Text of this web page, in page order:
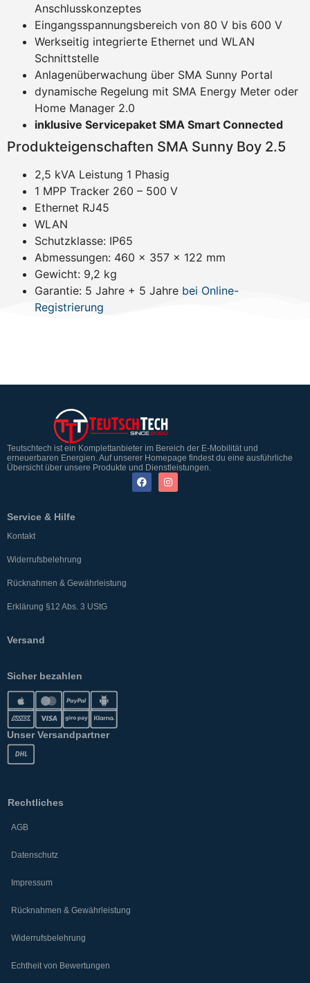
Anschlusskonzeptes
Eingangsspannungsbereich von 80 V bis 600 V
Werkseitig integrierte Ethernet und WLAN
Schnittstelle
Anlagenüberwachung über SMA Sunny Portal
dynamische Regelung mit SMA Energy Meter oder
Home Manager 2.0
inklusive Servicepaket SMA Smart Connected
Produkteigenschaften SMA Sunny Boy 2.5
2,5 kVA Leistung 1 Phasig
1 MPP Tracker 260 – 500 V
Ethernet RJ45
WLAN
Schutzklasse: IP65
Abmessungen: 460 x 357 x 122 mm
Gewicht: 9,2 kg
Garantie: 5 Jahre + 5 Jahre bei Online-
Registrierung
Teutschtech ist ein Komplettanbieter im Bereich der E-Mobilität und
erneuerbaren Energien. Auf unserer Homepage findest du eine ausführliche
Übersicht über unsere Produkte und Dienstleistungen.
Service & Hilfe
Kontakt
Widerrufsbelehrung
Rücknahmen & Gewährleistung
Erklärung §12 Abs. 3 UStG
Versand
Sicher bezahlen
Unser Versandpartner
Rechtliches
AGB
Datenschutz
Impressum
Rücknahmen & Gewährleistung
Widerrufsbelehrung
Echtheit von Bewertungen